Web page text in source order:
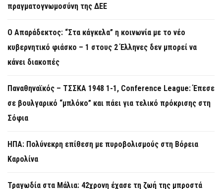
πραγματογνωμοσύνη της ΔΕΕ
Ο Απαράδεκτος: “Στα κάγκελα” η κοινωνία με το νέο
κυβερνητικό φιάσκο – 1 στους 2 Έλληνες δεν μπορεί να
κάνει διακοπές
Παναθηναϊκός – ΤΣΣΚΑ 1948 1-1, Conference League: Έπεσε
σε βουλγαρικό “μπλόκο” και πάει για τελικό πρόκρισης στη
Σόφια
ΗΠΑ: Πολύνεκρη επίθεση με πυροβολισμούς στη Βόρεια
Καρολίνα
Τραγωδία στα Μάλια: 42χρονη έχασε τη ζωή της μπροστά